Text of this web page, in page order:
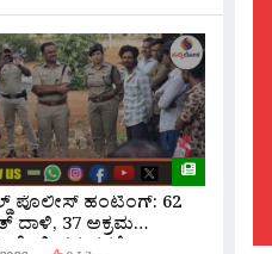
ಪೊಲೀಸ್ ಹಂಟಿಂಗ್: 62
ದಾಳಿ, 37 ಅಕ್ರಮ